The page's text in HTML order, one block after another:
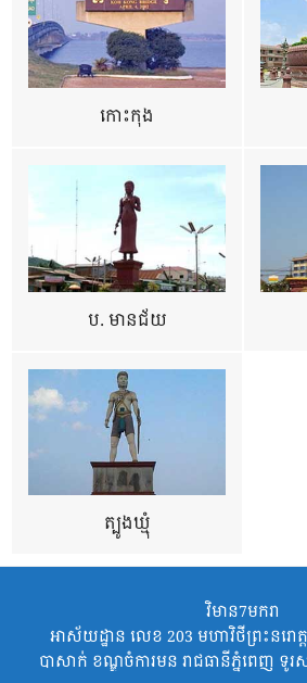
កោះកុង
ប. មានជ័យ
ត្បូងឃ្មុំ
វិមាន7មករា
អាស័យដ្ឋាន លេខ 203 មហាវិថីព្រះនរោត្
បាសាក់ ខណ្ឌចំការមន រាជធានីភ្នំពេញ